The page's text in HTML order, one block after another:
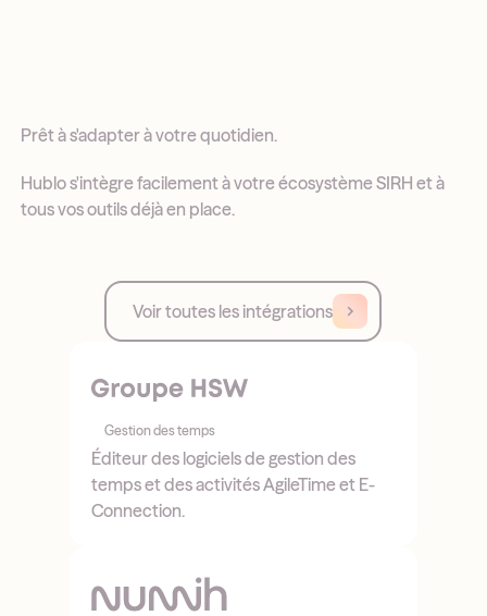
Prêt à s'adapter à votre quotidien.
Hublo s'intègre facilement à votre écosystème SIRH et à
tous vos outils déjà en place.
Voir toutes les intégrations
Gestion des temps
Éditeur des logiciels de gestion des
temps et des activités AgileTime et E-
Connection.